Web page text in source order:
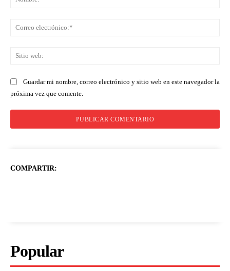
Guardar mi nombre, correo electrónico y sitio web en este navegador la
próxima vez que comente.
COMPARTIR:
Popular